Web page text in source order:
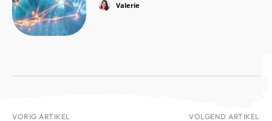
Valerie
VORIG ARTIKEL VOLGEND ARTIKEL